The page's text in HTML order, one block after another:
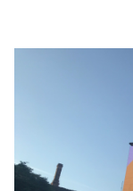
CDU